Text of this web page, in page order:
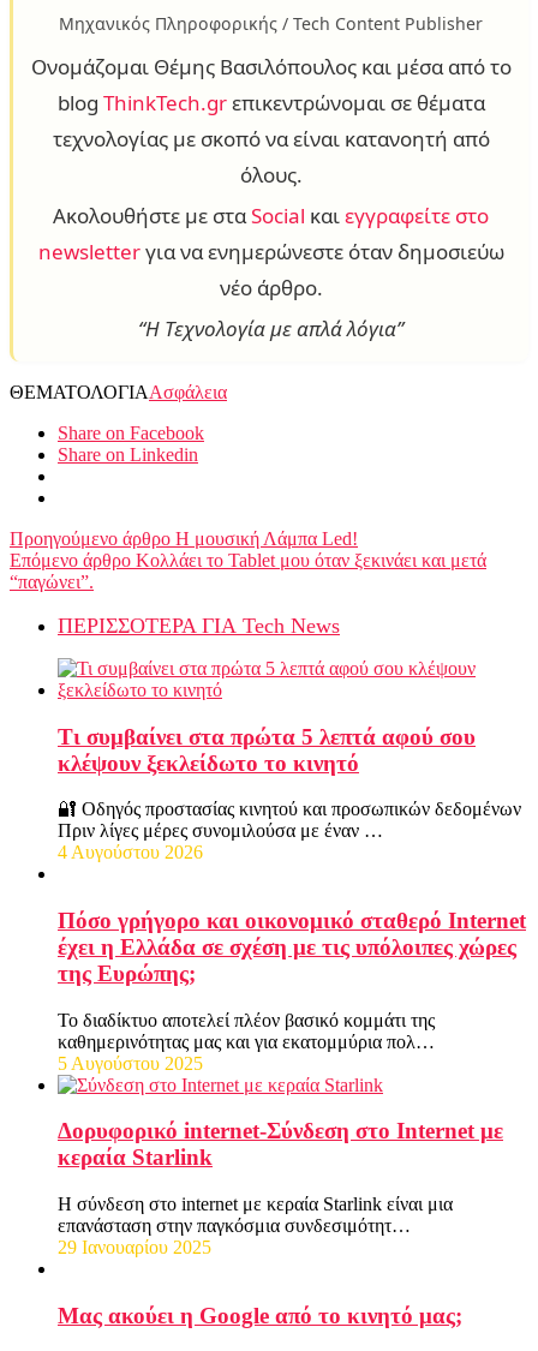
Μηχανικός Πληροφορικής / Tech Content Publisher
Ονομάζομαι Θέμης Βασιλόπουλος και μέσα από το
blog ThinkTech.grεπικεντρώνομαι σε θέματα
τεχνολογίας με σκοπό να είναι κατανοητή από
όλους.
Ακολουθήστε με σταSocial καιεγγραφείτε στο
newsletterγια να ενημερώνεστε όταν δημοσιεύω
νέο άρθρο.
“Η Τεχνολογία με απλά λόγια”
ΘΕΜΑΤΟΛΟΓΙΑΑσφάλεια
Share on Facebook
Share on Linkedin
Προηγούμενο άρθρο Η μουσική Λάμπα Led!
Επόμενο άρθρο Κολλάει το Tablet μου όταν ξεκινάει και μετά
“παγώνει”.
ΠΕΡΙΣΣΟΤΕΡΑ ΓΙΑ Tech News
Τι συμβαίνει στα πρώτα 5 λεπτά αφού σου
κλέψουν ξεκλείδωτο το κινητό
🔐 Οδηγός προστασίας κινητού και προσωπικών δεδομένων
Πριν λίγες μέρες συνομιλούσα με έναν …
4 Αυγούστου 2026
Πόσο γρήγορο και οικονομικό σταθερό Internet
έχει η Ελλάδα σε σχέση με τις υπόλοιπες χώρες
της Ευρώπης;
Το διαδίκτυο αποτελεί πλέον βασικό κομμάτι της
καθημερινότητας μας και για εκατομμύρια πολ…
5 Αυγούστου 2025
Δορυφορικό internet-Σύνδεση στο Internet με
κεραία Starlink
Η σύνδεση στο internet με κεραία Starlink είναι μια
επανάσταση στην παγκόσμια συνδεσιμότητ…
29 Ιανουαρίου 2025
Μας ακούει η Google από το κινητό μας;